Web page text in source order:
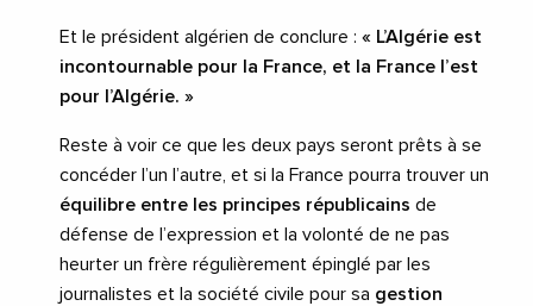
Et le président algérien de conclure : « L’Algérie est
incontournable pour la France, et la France l’est
pour l’Algérie. »
Reste à voir ce que les deux pays seront prêts à se
concéder l’un l’autre, et si la France pourra trouver un
équilibre entre les principes républicains de
défense de l’expression et la volonté de ne pas
heurter un frère régulièrement épinglé par les
journalistes et la société civile pour sa gestion